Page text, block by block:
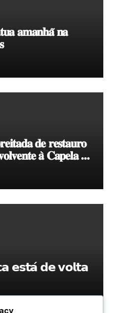
𝐚𝐦𝐚𝐧𝐡𝐚̃ 𝐧𝐚
𝐝𝐞 𝐫𝐞𝐬𝐭𝐚𝐮𝐫𝐨
𝐚̀ 𝐂𝐚𝐩𝐞𝐥𝐚 𝐝𝐞
𝗲𝘀𝘁𝗮́ 𝗱𝗲 𝘃𝗼𝗹𝘁𝗮